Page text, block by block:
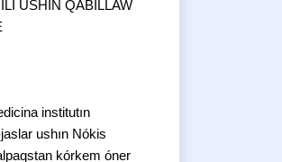
USHIN QABILLAW
institutın
ushın Nókis
kórkem óner